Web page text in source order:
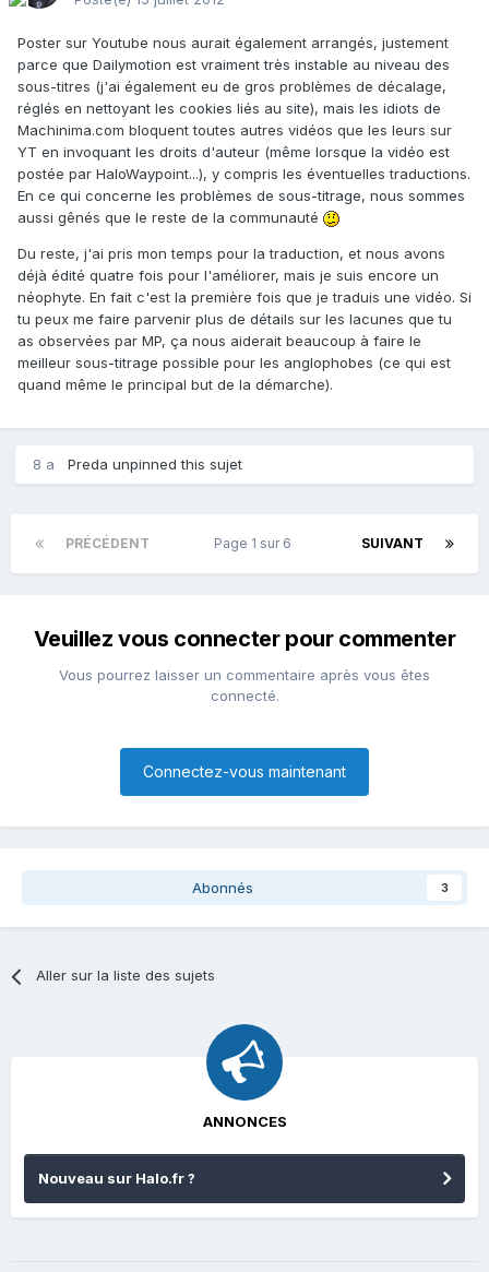
Poster sur Youtube nous aurait également arrangés, justement
parce que Dailymotion est vraiment très instable au niveau des
sous-titres (j'ai également eu de gros problèmes de décalage,
réglés en nettoyant les cookies liés au site), mais les idiots de
Machinima.com bloquent toutes autres vidéos que les leurs sur
YT en invoquant les droits d'auteur (même lorsque la vidéo est
postée par HaloWaypoint...), y compris les éventuelles traductions.
En ce qui concerne les problèmes de sous-titrage, nous sommes
aussi gênés que le reste de la communauté
Du reste, j'ai pris mon temps pour la traduction, et nous avons
déjà édité quatre fois pour l'améliorer, mais je suis encore un
néophyte. En fait c'est la première fois que je traduis une vidéo. Si
tu peux me faire parvenir plus de détails sur les lacunes que tu
as observées par MP, ça nous aiderait beaucoup à faire le
meilleur sous-titrage possible pour les anglophobes (ce qui est
quand même le principal but de la démarche).
8 a Preda unpinned this sujet
PRÉCÉDENT SUIVANT
Page 1 sur 6
Veuillez vous connecter pour commenter
Vous pourrez laisser un commentaire après vous êtes
connecté.
Connectez-vous maintenant
Abonnés 3
Aller sur la liste des sujets
ANNONCES
Nouveau sur Halo.fr ?